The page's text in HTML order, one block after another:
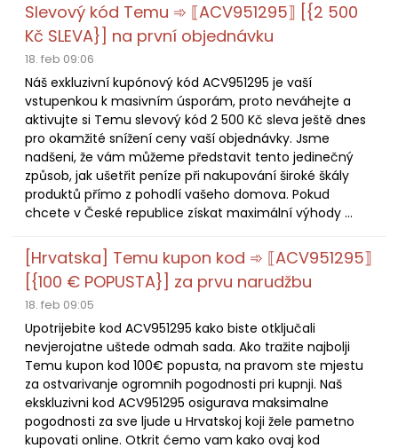
Slevový kód Temu ➾ ⟦ACV951295⟧ [{2 500
Kč SLEVA}] na první objednávku
18. feb 09:06
Náš exkluzivní kupónový kód ACV951295 je vaší
vstupenkou k masivním úsporám, proto neváhejte a
aktivujte si Temu slevový kód 2 500 Kč sleva ještě dnes
pro okamžité snížení ceny vaší objednávky. Jsme
nadšeni, že vám můžeme představit tento jedinečný
způsob, jak ušetřit peníze při nakupování široké škály
produktů přímo z pohodlí vašeho domova. Pokud
chcete v České republice získat maximální výhody ...
[Hrvatska] Temu kupon kod ➾ ⟦ACV951295⟧
[{100 € POPUSTA}] za prvu narudžbu
18. feb 09:05
Upotrijebite kod ACV951295 kako biste otključali
nevjerojatne uštede odmah sada. Ako tražite najbolji
Temu kupon kod 100€ popusta, na pravom ste mjestu
za ostvarivanje ogromnih pogodnosti pri kupnji. Naš
ekskluzivni kod ACV951295 osigurava maksimalne
pogodnosti za sve ljude u Hrvatskoj koji žele pametno
kupovati online. Otkrit ćemo vam kako ovaj kod